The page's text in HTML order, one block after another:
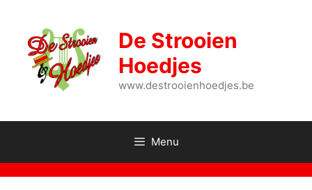
inhoud
De Strooien
Hoedjes
www.destrooienhoedjes.be
Menu